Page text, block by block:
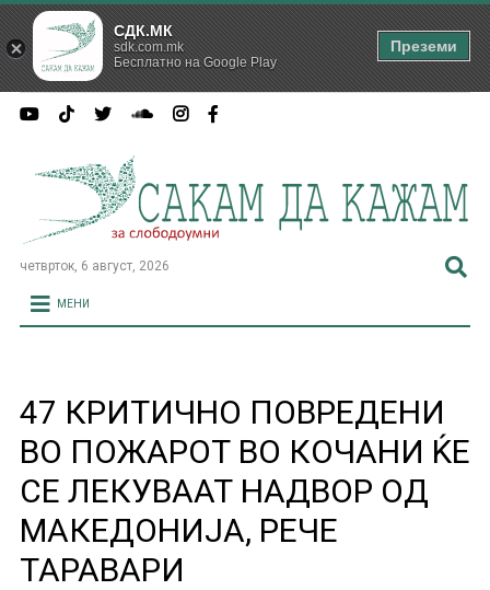
четврток, 6 август, 2026
МЕНИ
47 КРИТИЧНО ПОВРЕДЕНИ
ВО ПОЖАРОТ ВО КОЧАНИ ЌЕ
СЕ ЛЕКУВААТ НАДВОР ОД
МАКЕДОНИЈА, РЕЧЕ
ТАРАВАРИ
СДК.МК
sdk.com.mk
Бесплатно на Google Play
Преземи